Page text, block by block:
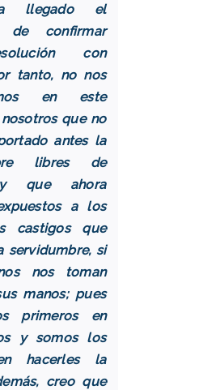
llegado el
de confirmar
con
tanto, no nos
en este
que no
antes la
libres de
que ahora
a los
castigos que
servidumbre, si
nos toman
manos; pues
primeros en
y somos los
hacerles la
creo que